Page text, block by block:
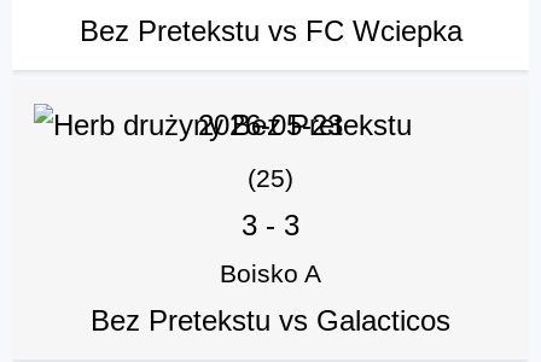
Bez Pretekstu vs FC Wciepka
2026-05-23
(25)
3 - 3
Boisko A
Bez Pretekstu vs Galacticos